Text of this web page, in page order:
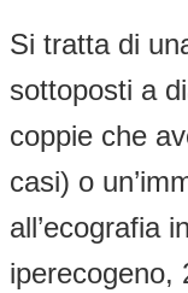
Si tratta di
sottoposti a
coppie che
casi) o
all’ecografia
iperecogeno,